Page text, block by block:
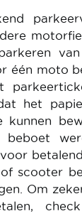
één moto
het
beboet
scooter
Om